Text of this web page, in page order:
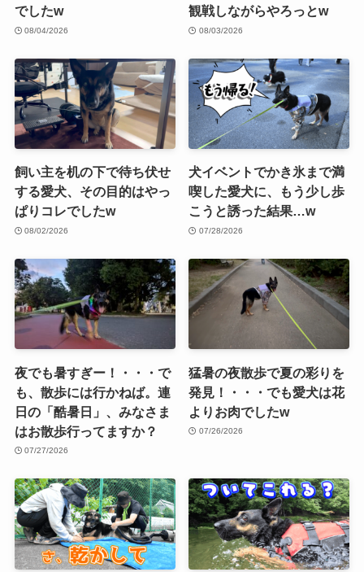
でしたw
08/04/2026
観戦しながらやろっとw
08/03/2026
飼い主を机の下で待ち伏せ
する愛犬、その目的はやっ
ぱりコレでしたw
08/02/2026
犬イベントでかき氷まで満
喫した愛犬に、もう少し歩
こうと誘った結果…w
07/28/2026
夜でも暑すぎー！・・・で
も、散歩には行かねば。連
日の「酷暑日」、みなさま
はお散歩行ってますか？
07/27/2026
猛暑の夜散歩で夏の彩りを
発見！・・・でも愛犬は花
よりお肉でしたw
07/26/2026